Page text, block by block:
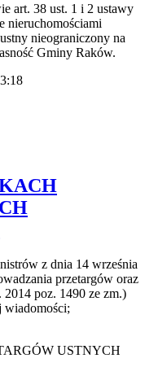
art. 38 ust. 1 i 2 ustawy
nieruchomościami
nieograniczony na
Gminy Raków.
z dnia 14 września
przetargów oraz
poz. 1490 ze zm.)
USTNYCH